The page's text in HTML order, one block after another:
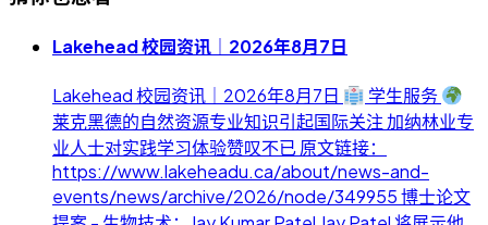
Lakehead 校园资讯｜2026年8月7日
Lakehead 校园资讯｜2026年8月7日
学生服务
莱克黑德的自然资源专业知识引起国际关注 加纳林业专
业人士对实践学习体验赞叹不已 原文链接：
https://www.lakeheadu.ca/about/news-and-
events/news/archive/2026/node/349955 博士论文